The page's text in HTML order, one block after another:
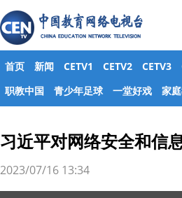
首页 新闻 CETV1 CETV2 CETV3
职教中国
青少年足球 一堂好戏 家
习近平对网络安全和信
2023/07/16 13:34